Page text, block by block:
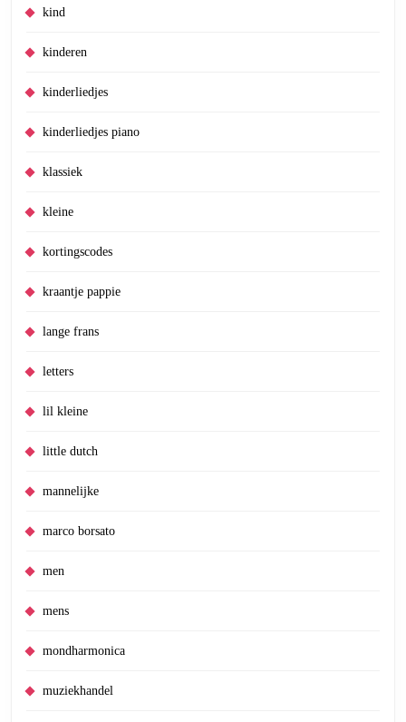
kind
kinderen
kinderliedjes
kinderliedjes piano
klassiek
kleine
kortingscodes
kraantje pappie
lange frans
letters
lil kleine
little dutch
mannelijke
marco borsato
men
mens
mondharmonica
muziekhandel